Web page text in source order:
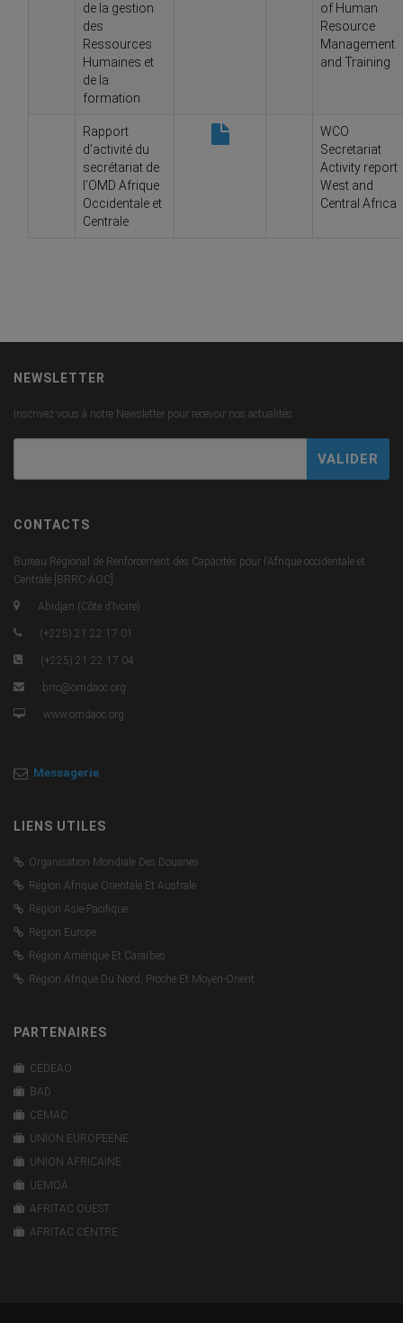
de la gestion
des
Ressources
Humaines et
de la
formation
of Human
Resource
Management
and Training
Rapport
d’activité du
secrétariat de
l’OMD Afrique
Occidentale et
Centrale
WCO
Secretariat
Activity report
West and
Central Africa
NEWSLETTER
Inscrivez vous à notre Newsletter pour recevoir nos actualités
CONTACTS
Bureau Régional de Renforcement des Capacités pour l’Afrique occidentale et
Centrale [BRRC-AOC]
Abidjan (Côte d’Ivoire)
(+225) 21 22 17 01
(+225) 21 22 17 04
brrc@omdaoc.org
www.omdaoc.org
Messagerie
LIENS UTILES
Organisation Mondiale Des Douanes
Région Afrique Orientale Et Australe
Région Asie-Pacifique
Région Europe
Région Amérique Et Caraïbes
Région Afrique Du Nord, Proche Et Moyen-Orient
PARTENAIRES
CEDEAO
BAD
CEMAC
UNION EUROPEENE
UNION AFRICAINE
UEMOA
AFRITAC OUEST
AFRITAC CENTRE